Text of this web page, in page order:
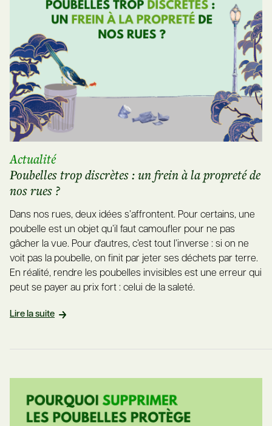
Actualité
Poubelles trop discrètes : un frein à la propreté de
nos rues ?
Dans nos rues, deux idées s’affrontent. Pour certains, une
poubelle est un objet qu’il faut camoufler pour ne pas
gâcher la vue. Pour d'autres, c’est tout l’inverse : si on ne
voit pas la poubelle, on finit par jeter ses déchets par terre.
En réalité, rendre les poubelles invisibles est une erreur qui
peut se payer au prix fort : celui de la saleté.
Lire la suite